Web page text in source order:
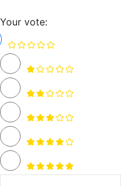
Your vote: